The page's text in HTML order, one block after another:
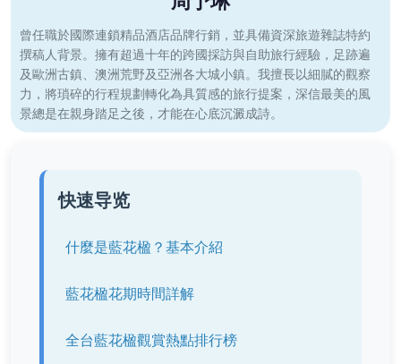
曾任職於國際連鎖精品酒店品牌行銷，並具備資深旅遊雜誌特約
撰稿人背景。擁有超過十年的跨國採訪與自助旅行經驗，足跡遍
及歐洲古鎮、澳洲荒野及亞洲各大城小鎮。我擅長以細膩的觀察
力，將瑣碎的行程規劃轉化為具質感的旅行提案，深信最美的風
景總是在親身踏足之後，才能在心底沉澱成詩。
快速导览
什麼是藍花楹？基本介紹
藍花楹花期時間詳解
全台藍花楹觀賞熱點排行榜